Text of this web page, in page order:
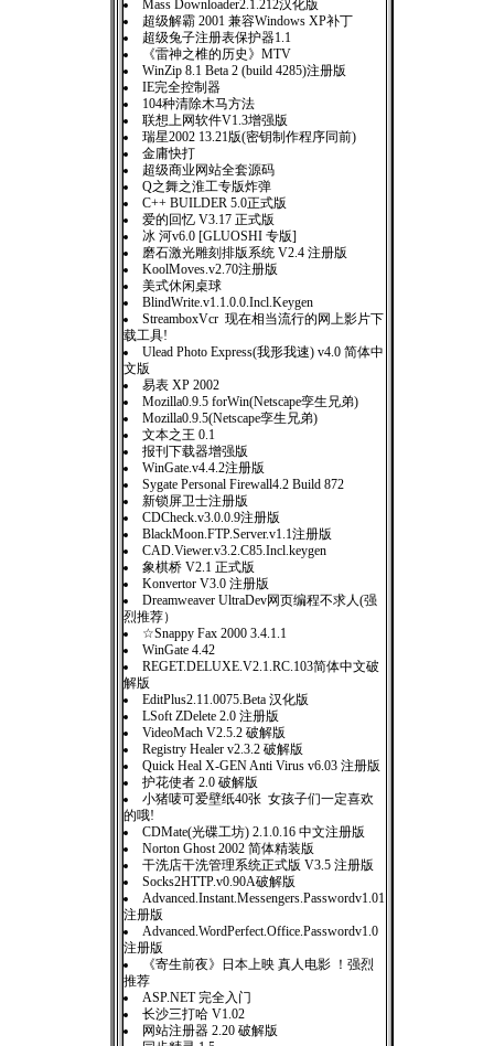
Mass Downloader2.1.212汉化版
超级解霸 2001 兼容Windows XP补丁
超级兔子注册表保护器1.1
《雷神之椎的历史》MTV
WinZip 8.1 Beta 2 (build 4285)注册版
IE完全控制器
104种清除木马方法
联想上网软件V1.3增强版
瑞星2002 13.21版(密钥制作程序同前)
金庸快打
超级商业网站全套源码
Q之舞之淮工专版炸弹
C++ BUILDER 5.0正式版
爱的回忆 V3.17 正式版
冰 河v6.0 [GLUOSHI 专版]
磨石激光雕刻排版系统 V2.4 注册版
KoolMoves.v2.70注册版
美式休闲桌球
BlindWrite.v1.1.0.0.Incl.Keygen
StreamboxVcr 现在相当流行的网上影片下
载工具!
Ulead Photo Express(我形我速) v4.0 简体中
文版
易表 XP 2002
Mozilla0.9.5 forWin(Netscape孪生兄弟)
Mozilla0.9.5(Netscape孪生兄弟)
文本之王 0.1
报刊下载器增强版
WinGate.v4.4.2注册版
Sygate Personal Firewall4.2 Build 872
新锁屏卫士注册版
CDCheck.v3.0.0.9注册版
BlackMoon.FTP.Server.v1.1注册版
CAD.Viewer.v3.2.C85.Incl.keygen
象棋桥 V2.1 正式版
Konvertor V3.0 注册版
Dreamweaver UltraDev网页编程不求人(强
烈推荐）
☆Snappy Fax 2000 3.4.1.1
WinGate 4.42
REGET.DELUXE.V2.1.RC.103简体中文破
解版
EditPlus2.11.0075.Beta 汉化版
LSoft ZDelete 2.0 注册版
VideoMach V2.5.2 破解版
Registry Healer v2.3.2 破解版
Quick Heal X-GEN Anti Virus v6.03 注册版
护花使者 2.0 破解版
小猪唛可爱壁纸40张 女孩子们一定喜欢
的哦!
CDMate(光碟工坊) 2.1.0.16 中文注册版
Norton Ghost 2002 简体精装版
干洗店干洗管理系统正式版 V3.5 注册版
Socks2HTTP.v0.90A破解版
Advanced.Instant.Messengers.Passwordv1.01
注册版
Advanced.WordPerfect.Office.Passwordv1.0
注册版
《寄生前夜》日本上映 真人电影 ！强烈
推荐
ASP.NET 完全入门
长沙三打哈 V1.02
网站注册器 2.20 破解版